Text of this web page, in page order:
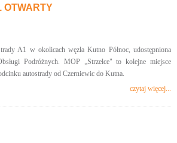
OTWARTY
A1 w okolicach węzła Kutno Północ, udostępniona
Podróżnych. MOP „Strzelce" to kolejne miejsce
autostrady od Czerniewic do Kutna.
czytaj więcej...